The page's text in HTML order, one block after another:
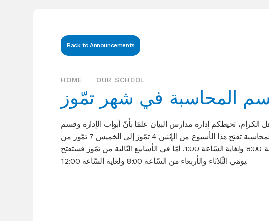
Back to Announcements
HOME OUR SCHOOL
المحاسبة في شهر تمّوز
الكرام، تحيطكم إدارة مدارس البيان علمًا بأنّ أبواب الإدارة وقسم
المحاسبة تفتح هذا الأسبوع من الإثنين 4 تمّوز إلى الخميس 7 تمّوز من
السّاعة 8:00 ولغاية السّاعة 1:00. أمّا في الأسابيع التّالية من تمّوز فستفتح
يومَي الثّلاثاء والأربعاء من السّاعة 8:00 ولغاية السّاعة 12:00.